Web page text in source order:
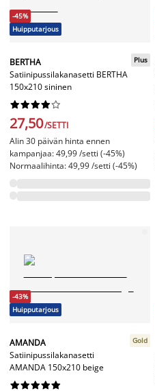
-45%
Huipputarjous
BERTHA
Satiinipussilakanasetti BERTHA
150x210 sininen
Plus






27,50/SETTI
Alin 30 päivän hinta ennen
kampanjaa: 49,99 /setti (-45%)
Normaalihinta: 49,99 /setti (-45%)
-43%
Huipputarjous
AMANDA
Satiinipussilakanasetti
AMANDA 150x210 beige
Gold





